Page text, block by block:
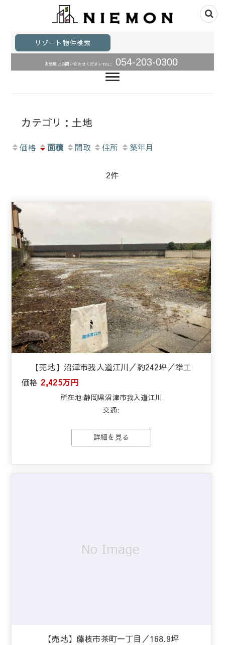
静岡県不動産｜株式
会社仁右衛門｜静岡
県リゾート物件・事
静岡県の不動産｜土地、中古住宅、リゾート物件、リゾー
ト物件、事業用物件の売買不動産情報は静岡市の株式会社
仁右衛門にお任せください。豊かな海、森や自然を満喫で
きる物件をご提案いたします。物件に合わせた建築のご提
案もお任せ下さい。
リゾート物件検索
お気軽にお問い合わせくださいTEL: 054-203-0300
カテゴリ：土地
価格 面積 間取 住所 築年月
2件
【売地】沼津市我入道江川／約242坪／準工
価格 2,425万円
所在地:静岡県沼津市我入道江川
交通:
詳細を見る
【売地】藤枝市茶町一丁目／168.9坪